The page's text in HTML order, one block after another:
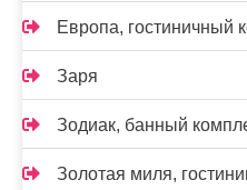
Европа, гостиничный
Заря
Зодиак, банный
Золотая миля,